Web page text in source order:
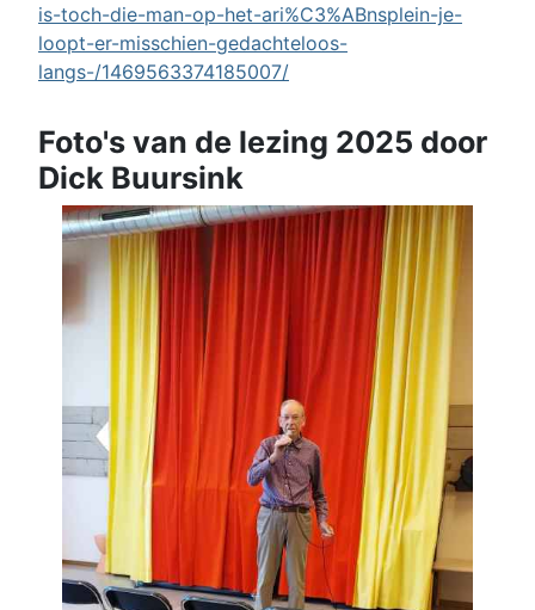
is-toch-die-man-op-het-ari%C3%ABnsplein-je-
loopt-er-misschien-gedachteloos-
langs-/1469563374185007/
Foto's van de lezing 2025 door
Dick Buursink